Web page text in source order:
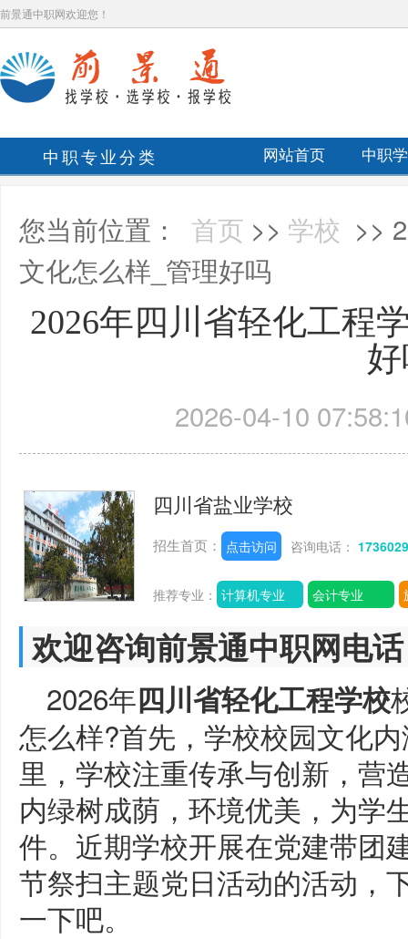
前景通中职网欢迎您！
中职专业分类 网站首页 中职
您当前位置： 首页 >> 学校 >>
文化怎么样_管理好吗
2026年四川省轻化工程
2026-04-10
四川省盐业学校
招生首页： 点击访问 咨询电话：
推荐专业： 计算机专业 会计专业
欢迎咨询前景通中职网电
2026年四川省轻化工程学校
怎么样?首先，学校校园文化
里，学校注重传承与创新，营
内绿树成荫，环境优美，为学
件。近期学校开展在党建带团
节祭扫主题党日活动的活动，
一下吧。